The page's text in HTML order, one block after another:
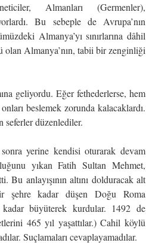
Almanları (Germenler),
Bu sebeple de Avrupa’nın
Almanya’yı sınırlarına dâhil
Almanya’nın, tabii bir zenginliği
geliyordu. Eğer fethederlerse, hem
beslemek zorunda kalacaklardı.
seferler düzenlediler.
yerine kendisi oturarak devam
yıkan Fatih Sultan Mehmet,
anlayışının altını dolduracak alt
şehre kadar düşen Doğu Roma
kadar büyüterek kurdular. 1492 de
465 yıl yaşattılar.) Cahil köylü
Suçlamaları cevaplayamadılar.